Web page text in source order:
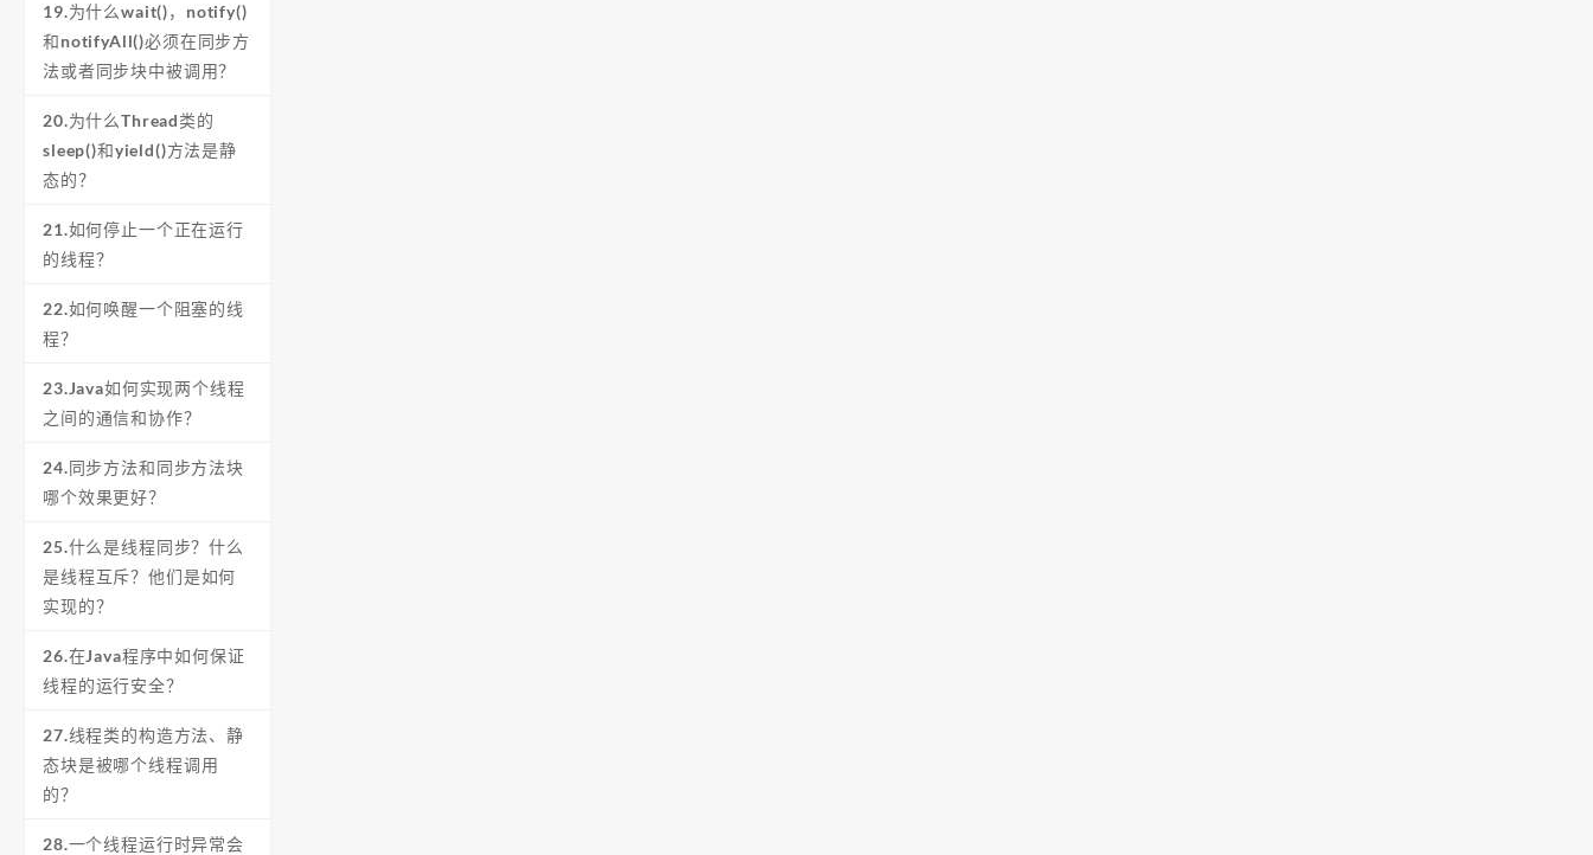
19.为什么wait()，notify()
和notifyAll()必须在同步方
法或者同步块中被调用？
20.为什么Thread类的
sleep()和yield()方法是静
态的？
21.如何停止一个正在运行
的线程？
22.如何唤醒一个阻塞的线
程？
23.Java如何实现两个线程
之间的通信和协作？
24.同步方法和同步方法块
哪个效果更好？
25.什么是线程同步？什么
是线程互斥？他们是如何
实现的？
26.在Java程序中如何保证
线程的运行安全？
27.线程类的构造方法、静
态块是被哪个线程调用
的？
28.一个线程运行时异常会